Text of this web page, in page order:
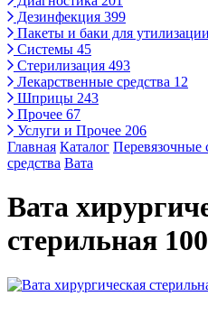
Дезинфекция 399
Пакеты и баки для утилизации
Системы 45
Стерилизация 493
Лекарственные средства 12
Шприцы 243
Прочее 67
Услуги и Прочее 206
Главная Каталог Перевязочные
средства Вата
Вата
стерильная